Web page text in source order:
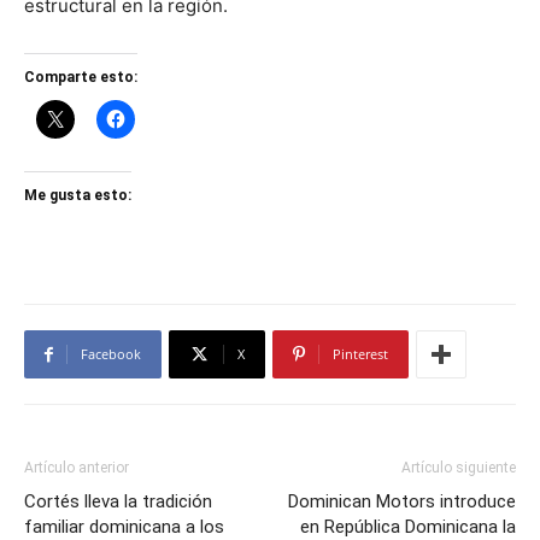
estructural en la región.
Comparte esto:
Me gusta esto:
Facebook X Pinterest
Artículo anterior
Cortés lleva la tradición
familiar dominicana a los
Artículo siguiente
Dominican Motors introduce
en República Dominicana la